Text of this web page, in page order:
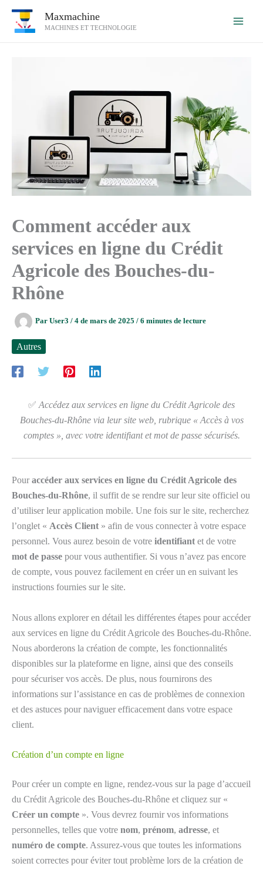
Maxmachine
MACHINES ET TECHNOLOGIE
Comment accéder aux
services en ligne du Crédit
Agricole des Bouches-du-
Rhône
Par User3 / 4 de mars de 2025 / 6 minutes de lecture
Autres
✅ Accédez aux services en ligne du Crédit Agricole des
Bouches-du-Rhône via leur site web, rubrique « Accès à vos
comptes », avec votre identifiant et mot de passe sécurisés.
Pour accéder aux services en ligne du Crédit Agricole des
Bouches-du-Rhône, il suffit de se rendre sur leur site officiel ou
d’utiliser leur application mobile. Une fois sur le site, recherchez
l’onglet « Accès Client » afin de vous connecter à votre espace
personnel. Vous aurez besoin de votre identifiant et de votre
mot de passe pour vous authentifier. Si vous n’avez pas encore
de compte, vous pouvez facilement en créer un en suivant les
instructions fournies sur le site.
Nous allons explorer en détail les différentes étapes pour accéder
aux services en ligne du Crédit Agricole des Bouches-du-Rhône.
Nous aborderons la création de compte, les fonctionnalités
disponibles sur la plateforme en ligne, ainsi que des conseils
pour sécuriser vos accès. De plus, nous fournirons des
informations sur l’assistance en cas de problèmes de connexion
et des astuces pour naviguer efficacement dans votre espace
client.
Création d’un compte en ligne
Pour créer un compte en ligne, rendez-vous sur la page d’accueil
du Crédit Agricole des Bouches-du-Rhône et cliquez sur «
Créer un compte ». Vous devrez fournir vos informations
personnelles, telles que votre nom, prénom, adresse, et
numéro de compte. Assurez-vous que toutes les informations
soient correctes pour éviter tout problème lors de la création de